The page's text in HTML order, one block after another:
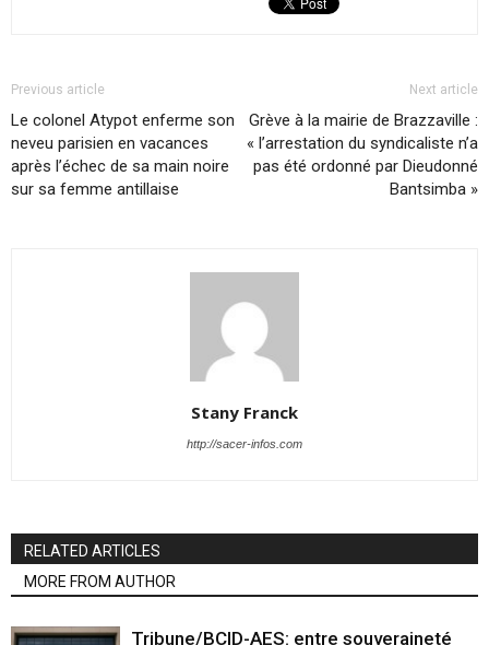
Previous article
Le colonel Atypot enferme son
neveu parisien en vacances
après l’échec de sa main noire
sur sa femme antillaise
Next article
Grève à la mairie de Brazzaville :
« l’arrestation du syndicaliste n’a
pas été ordonné par Dieudonné
Bantsimba »
Stany Franck
http://sacer-infos.com
RELATED ARTICLES
MORE FROM AUTHOR
Tribune/BCID-AES: entre souveraineté